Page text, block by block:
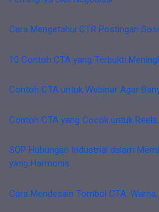
Cara Mengetahui CTR Postingan
10 Contoh CTA yang Terbukti
Contoh CTA untuk Webinar Agar
Contoh CTA yang Cocok untuk
SOP Hubungan Industrial dalam
yang Harmonis
Cara Mendesain Tombol CTA: